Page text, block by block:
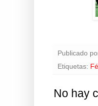
Publicado
Etiquetas:
No hay